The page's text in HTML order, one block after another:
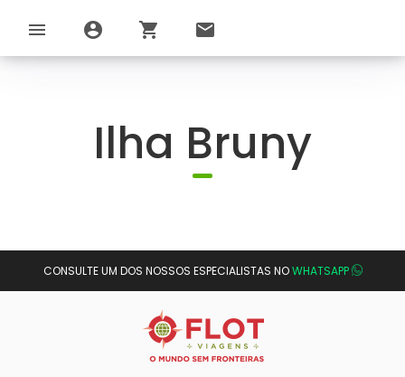
menu account_circle shopping_cart email
Ilha Bruny
CONSULTE UM DOS NOSSOS ESPECIALISTAS NOWHATSAPP